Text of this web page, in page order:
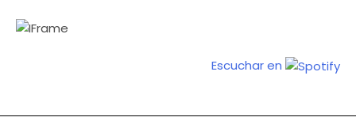
Escuchar en